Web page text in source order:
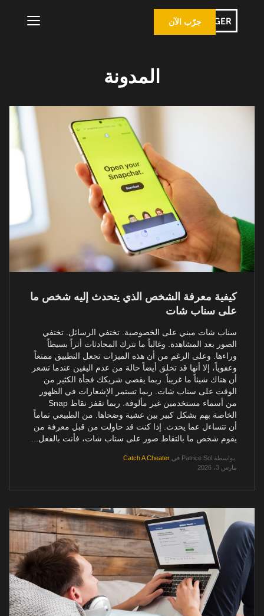
جرّب الآن
المدونة
كيفية معرفة الشخص الذي يتحدث إليه شخص ما
على سناب شات
سناب شات مبني على الخصوصية. تختفي الرسائل. تختفي
الصور بعد المشاهدة. وغالباً ما تترك المحادثات أثراً بسيطاً
وراءها. وعلى الرغم من أن هذه الميزات تجعل التطبيق ممتعاً
وعفوياً، إلا أنها قد تخلق أيضاً حالة من عدم اليقين عندما تشعر
أن هناك شيئاً ما غريباً. ربما يقضي شريكك فجأة الكثير من
الوقت على سناب شات. ربما تستمر الإشعارات في الظهور
من أسماء مستخدمين غير مألوفة. ربما تقفز نقاط Snap
الخاصة بهم بشكل كبير بين عشية وضحاها. من الطبيعي تماماً
أن تتساءل عما يحدث. إذا كنت قد حاولت من قبل معرفة من
يقوم شخص ما بالتقاط صور على سناب شات، فأنت بالفعل...
بواسطة Patrice Sol في Catch A Cheater
مارس 3، 2026